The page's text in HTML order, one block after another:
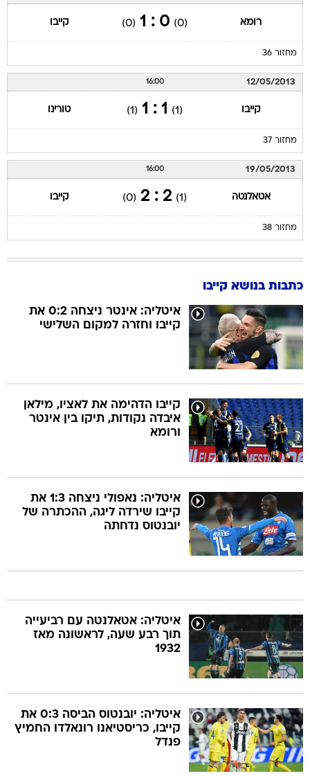
רומא (0)
0 : 1
(0) קייבו
מחזור 36
12/05/2013
16:00
קייבו (1)
1 : 1
(1) טורינו
מחזור 37
19/05/2013
16:00
אטאלנטה (1)
2 : 2
(0) קייבו
מחזור 38
כתבות בנושא קייבו
איטליה: אינטר ניצחה 0:2 את
קייבו וחזרה למקום השלישי
קייבו הדהימה את לאציו, מילאן
איבדה נקודות, תיקו בין אינטר
ורומא
איטליה: נאפולי ניצחה 1:3 את
קייבו שירדה ליגה, ההכתרה של
יובנטוס נדחתה
איטליה: אטאלנטה עם רביעייה
תוך רבע שעה, לראשונה מאז
1932
איטליה: יובנטוס הביסה 0:3 את
קייבו, כריסטיאנו רונאלדו החמיץ
פנדל